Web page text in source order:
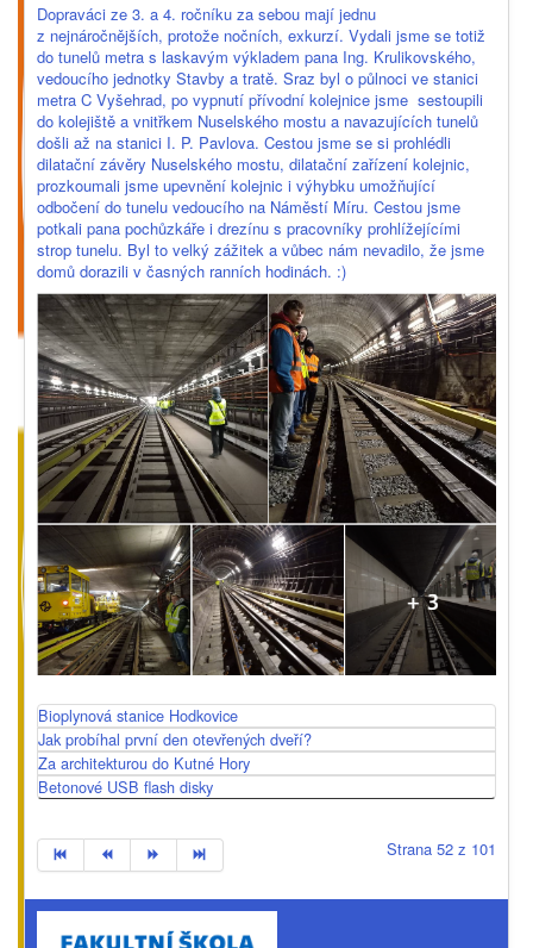
Dopraváci ze 3. a 4. ročníku za sebou mají jednu
z nejnáročnějších, protože nočních, exkurzí. Vydali jsme se totiž
do tunelů metra s laskavým výkladem pana Ing. Krulikovského,
vedoucího jednotky Stavby a tratě. Sraz byl o půlnoci ve stanici
metra C Vyšehrad, po vypnutí přívodní kolejnice jsme sestoupili
do kolejiště a vnitřkem Nuselského mostu a navazujících tunelů
došli až na stanici I. P. Pavlova. Cestou jsme se si prohlédli
dilatační závěry Nuselského mostu, dilatační zařízení kolejnic,
prozkoumali jsme upevnění kolejnic i výhybku umožňující
odbočení do tunelu vedoucího na Náměstí Míru. Cestou jsme
potkali pana pochůzkáře i drezínu s pracovníky prohlížejícími
strop tunelu. Byl to velký zážitek a vůbec nám nevadilo, že jsme
domů dorazili v časných ranních hodinách. :)
Bioplynová stanice Hodkovice
Jak probíhal první den otevřených dveří?
Za architekturou do Kutné Hory
Betonové USB flash disky
Strana 52 z 101